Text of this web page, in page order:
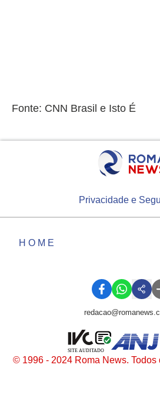
Fonte: CNN Brasil e Isto É
Privacidade e
HOME
© 1996 - 2024 Roma News. Todos
SITE AUDITADO